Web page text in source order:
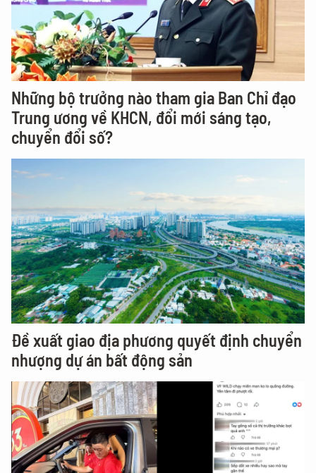
Những bộ trưởng nào tham gia Ban Chỉ đạo
Trung ương về KHCN, đổi mới sáng tạo,
chuyển đổi số?
Đề xuất giao địa phương quyết định chuyển
nhượng dự án bất động sản